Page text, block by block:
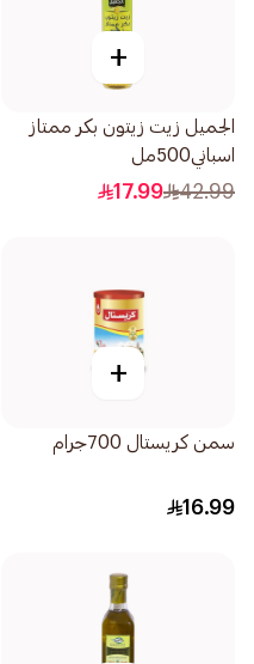
+
الجميل زيت زيتون بكر ممتاز
اسباني500مل
42.99
17.99
+
سمن كريستال 700جرام
16.99